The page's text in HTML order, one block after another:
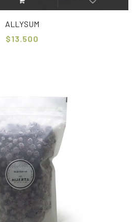
ALLYSUM
$13.500